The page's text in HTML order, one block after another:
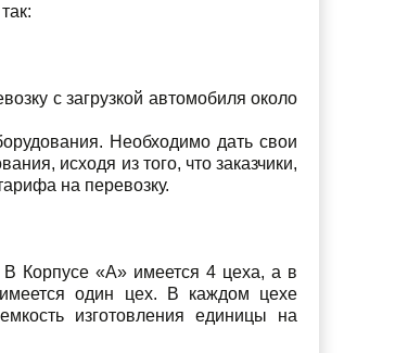
с загрузкой автомобиля около
Необходимо дать свои
исходя из того, что заказчики,
на перевозку.
Корпусе «А» имеется 4 цеха, а в
один цех. В каждом цехе
изготовления единицы на